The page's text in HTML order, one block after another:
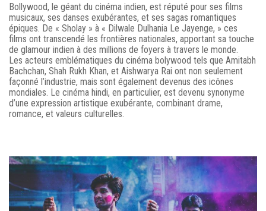
Bollywood, le géant du cinéma indien, est réputé pour ses films
musicaux, ses danses exubérantes, et ses sagas romantiques
épiques. De « Sholay » à « Dilwale Dulhania Le Jayenge, » ces
films ont transcendé les frontières nationales, apportant sa touche
de glamour indien à des millions de foyers à travers le monde.
Les acteurs emblématiques du cinéma bolywood tels que Amitabh
Bachchan, Shah Rukh Khan, et Aishwarya Rai ont non seulement
façonné l’industrie, mais sont également devenus des icônes
mondiales. Le cinéma hindi, en particulier, est devenu synonyme
d’une expression artistique exubérante, combinant drame,
romance, et valeurs culturelles.